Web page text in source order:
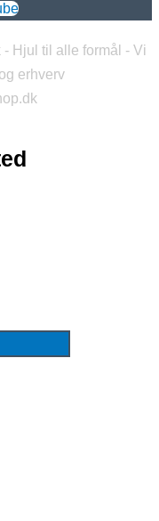
Hjul til alle formål - Vi
erhverv